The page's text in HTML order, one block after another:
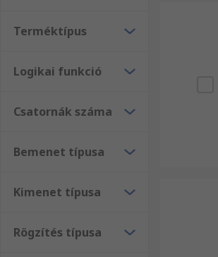
Terméktípus
Logikai funkció
Csatornák száma
Bemenet típusa
Kimenet típusa
Rögzítés típusa